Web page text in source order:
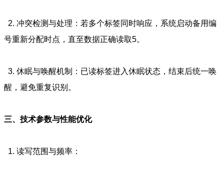
2. 冲突检测与处理：若多个标签同时响应，系统启动备用编
号重新分配时点，直至数据正确读取5。
3. 休眠与唤醒机制：已读标签进入休眠状态，结束后统一唤
醒，避免重复识别。
三、技术参数与性能优化
1. 读写范围与频率：